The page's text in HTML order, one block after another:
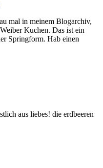
mal in meinem Blogarchiv,
Kuchen. Das ist ein
Springform. Hab einen
aus liebes! die erdbeeren